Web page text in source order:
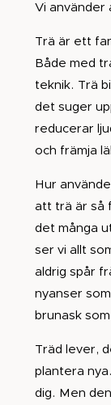
Vi använder
Trä är ett
Både med
teknik. Trä
det suger
reducerar
och främja
Hur
att trä är så
det många
ser vi allt
aldrig spår
nyanser
brunask
Träd lever,
plantera
dig. Men